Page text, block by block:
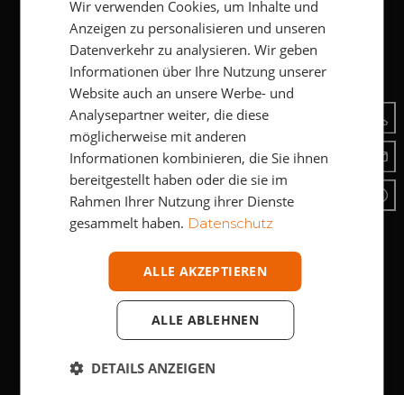
SENDEN
TISCHLEREI EINRICHTUNGSHAUS PLANKENSTEINER
Mein Leben. Mein Wohnen.
Gewerbegebiet Mühlen 2
39032 Sand in Taufers
MwSt.-Nr. IT01420080218
+39 0474 65 90 31
info@moebelplankensteiner.it
ÖFFNUNGSZEITEN
ITALIAN
Wir verwenden Cookies, um Inhalte und
Anzeigen zu personalisieren und unseren
Datenverkehr zu analysieren. Wir geben
Informationen über Ihre Nutzung unserer
Website auch an unsere Werbe- und
Analysepartner weiter, die diese
möglicherweise mit anderen
Informationen kombinieren, die Sie ihnen
bereitgestellt haben oder die sie im
Rahmen Ihrer Nutzung ihrer Dienste
gesammelt haben. Datenschutz
ALLE AKZEPTIEREN
ALLE ABLEHNEN
DETAILS ANZEIGEN